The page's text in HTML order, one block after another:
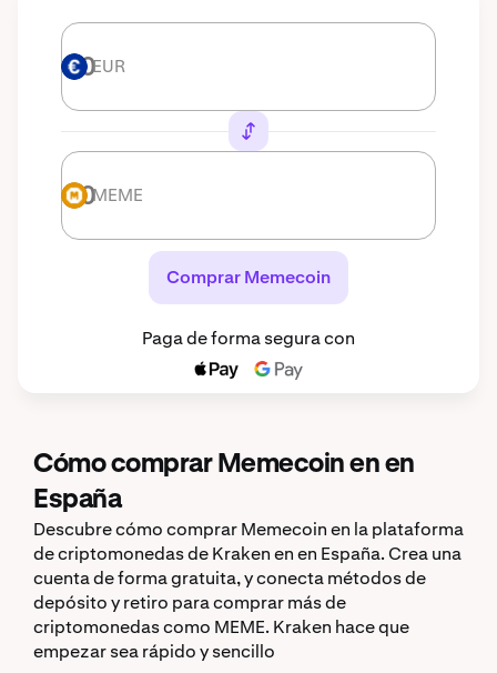
EUR EUR
MEME MEME
Comprar Memecoin
Paga de forma segura con
Cómo comprar Memecoin en en
España
Descubre cómo comprar Memecoin en la plataforma
de criptomonedas de Kraken en en España. Crea una
cuenta de forma gratuita, y conecta métodos de
depósito y retiro para comprar más de
criptomonedas como MEME. Kraken hace que
empezar sea rápido y sencillo